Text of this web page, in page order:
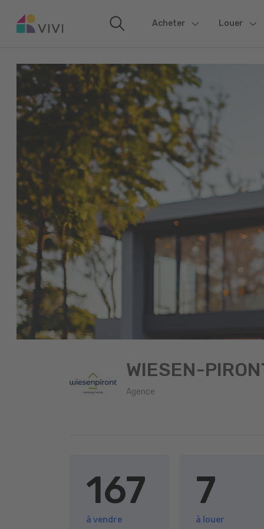
Acheter (current)Louer
WIESEN-
Agence
167
à vendre
7
à louer